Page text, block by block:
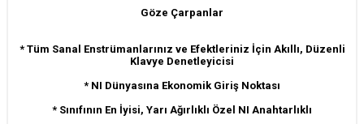
Göze Çarpanlar
* Tüm Sanal Enstrümanlarınız ve Efektleriniz İçin Akıllı, Düzenli
Klavye Denetleyicisi
* NI Dünyasına Ekonomik Giriş Noktası
* Sınıfının En İyisi, Yarı Ağırlıklı Özel NI Anahtarlıklı